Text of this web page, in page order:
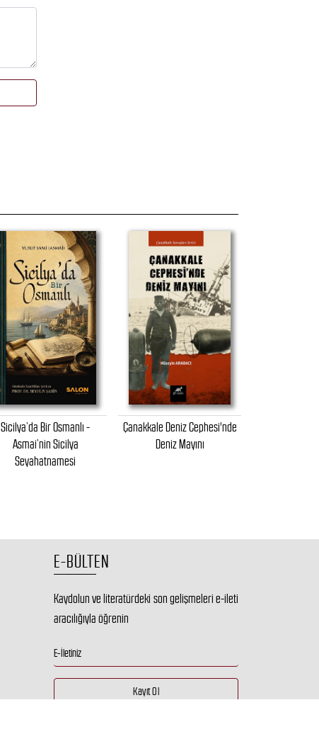
Sicilya’da Bir Osmanlı -
Asmai’nin Sicilya
Seyahatnamesi
Çanakkale Deniz Cephesi'nde
Deniz Mayını
E-BÜLTEN
Kaydolun ve literatürdeki son gelişmeleri e-ileti
aracılığıyla öğrenin